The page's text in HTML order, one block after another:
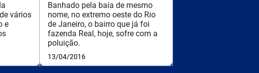
vários
e
Banhado pela baía de mesmo
nome, no extremo oeste do Rio
de Janeiro, o bairro que já foi
fazenda Real, hoje, sofre com a
poluição.
13/04/2016